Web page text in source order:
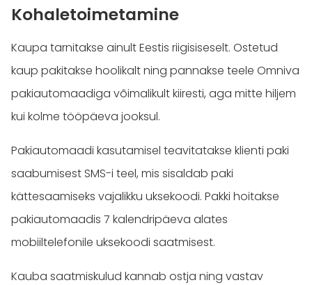
Kohaletoimetamine
Kaupa tarnitakse ainult Eestis riigisiseselt. Ostetud
kaup pakitakse hoolikalt ning pannakse teele Omniva
pakiautomaadiga võimalikult kiiresti, aga mitte hiljem
kui kolme tööpäeva jooksul.
Pakiautomaadi kasutamisel teavitatakse klienti paki
saabumisest SMS-i teel, mis sisaldab paki
kättesaamiseks vajalikku uksekoodi. Pakki hoitakse
pakiautomaadis 7 kalendripäeva alates
mobiiltelefonile uksekoodi saatmisest.
Kauba saatmiskulud kannab ostja ning vastav